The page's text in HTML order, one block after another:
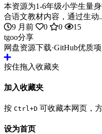
本资源为1-6年级小学生量
合语文教材内容，通过生动
9 月前
0 0
15
tgoo分享
网盘资源下载·GitHub优质
按住拖入收藏夹
加入收藏夹
按 Ctrl+D 可收藏本网页，
设为首页